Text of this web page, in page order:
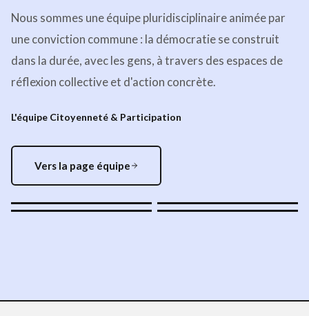
Nous sommes une équipe pluridisciplinaire animée par
une conviction commune : la démocratie se construit
dans la durée, avec les gens, à travers des espaces de
réflexion collective et d'action concrète.
L'équipe Citoyenneté & Participation
Vers la page équipe